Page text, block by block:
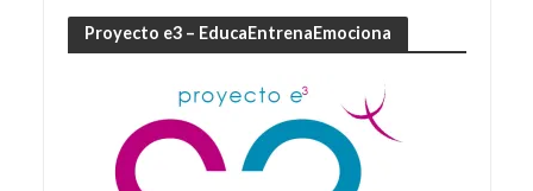
Proyecto e3 – EducaEntrenaEmociona